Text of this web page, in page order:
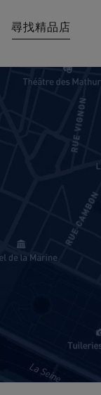
尋找精品店